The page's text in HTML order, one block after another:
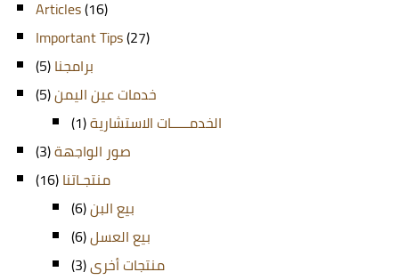
Articles(16)
Important Tips(27)
برامجنا(5)
خدمات عين اليمن(5)
الخدمـــــات الاستشارية(1)
صور الواجهة(3)
منتجـاتنا(16)
بيع البن(6)
بيع العسل(6)
منتجات أخرى(3)